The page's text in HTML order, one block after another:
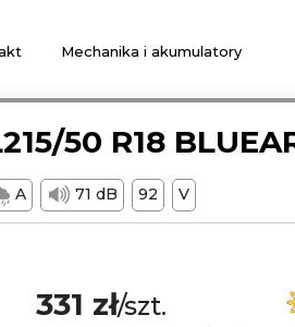
Mechanika i akumulatory
50 R18
A 71 dB 92 V
331 zł/szt.